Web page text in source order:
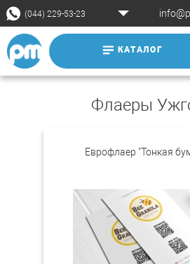
(044) 229-53-23
КАТАЛОГ
Флаеры
Еврофлаер "Тонкая